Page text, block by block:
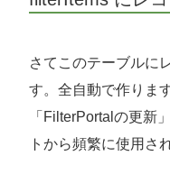
さてこのテーブルに
す。全自動で作りま
「FilterPortalの更新
トから頻繁に使用さ